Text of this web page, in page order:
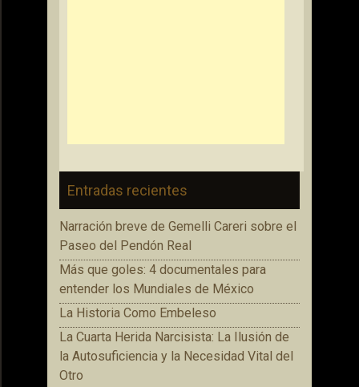
Entradas recientes
Narración breve de Gemelli Careri sobre el
Paseo del Pendón Real
Más que goles: 4 documentales para
entender los Mundiales de México
La Historia Como Embeleso
La Cuarta Herida Narcisista: La Ilusión de
la Autosuficiencia y la Necesidad Vital del
Otro